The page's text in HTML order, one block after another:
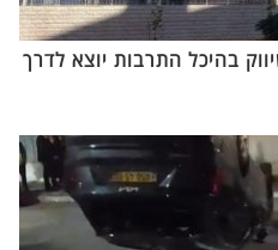
בהיכל התרבות יוצא לדרך